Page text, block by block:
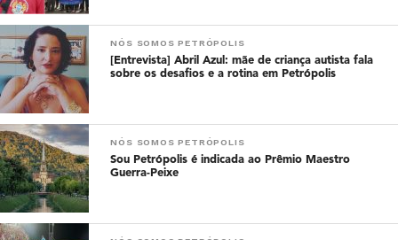
NÓS SOMOS PETRÓPOLIS
[Entrevista] Abril Azul: mãe de criança autista fala
sobre os desafios e a rotina em Petrópolis
NÓS SOMOS PETRÓPOLIS
Sou Petrópolis é indicada ao Prêmio Maestro
Guerra-Peixe